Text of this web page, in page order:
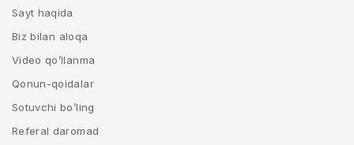
Sayt haqida
Biz bilan aloqa
Video qo’llanma
Qonun-qoidalar
Sotuvchi bo’ling
Referal daromad